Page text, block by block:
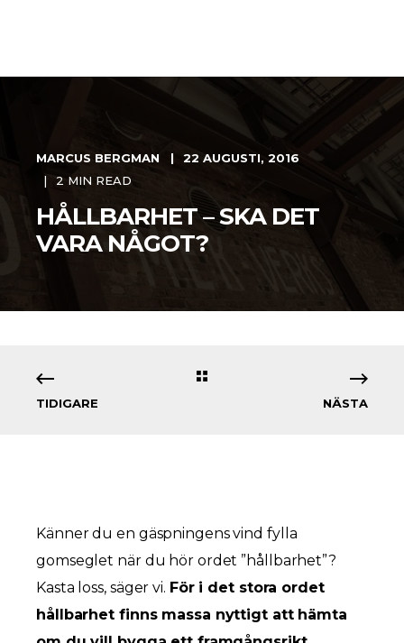
MARCUS BERGMAN
22 AUGUSTI, 2016
2 MIN READ
HÅLLBARHET – SKA DET
VARA NÅGOT?
TIDIGARE NÄSTA
Känner du en gäspningens vind fylla
gomseglet när du hör ordet ”hållbarhet”?
Kasta loss, säger vi. För i det stora ordet
hållbarhet finns massa nyttigt att hämta